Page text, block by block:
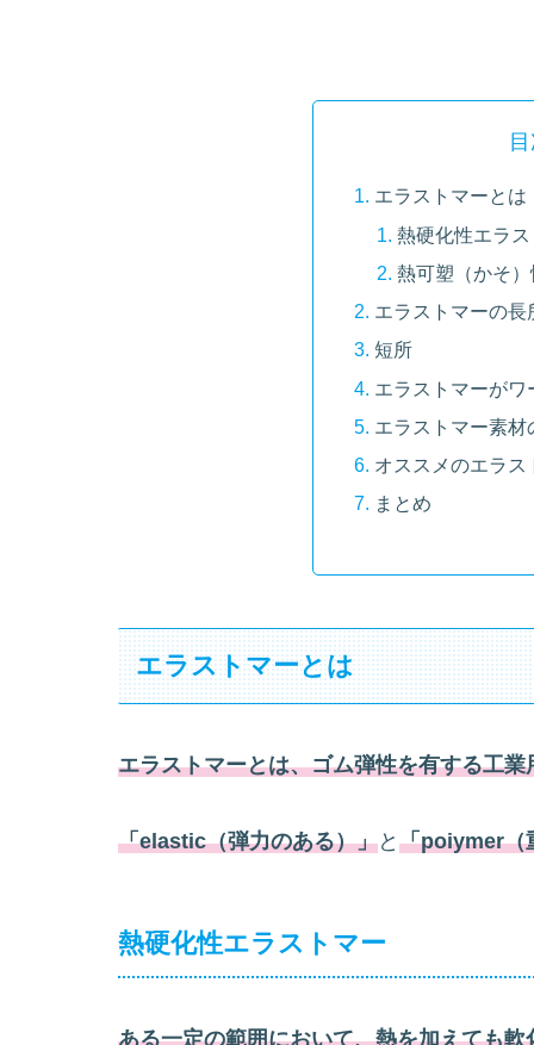
エラストマーとは
熱硬化性エラ
熱可塑（かそ
エラストマーの長
短所
エラストマーが
エラストマー素
オススメのエラ
まとめ
エラストマーとは
エラストマーとは、ゴム弾性を有する工業
「elastic（弾力のある）」と 「poiymer（
熱硬化性エラストマー
ある一定の範囲において、熱を加えても